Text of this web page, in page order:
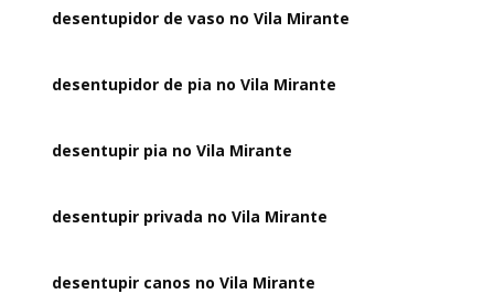
desentupidor de vaso no Vila Mirante
desentupidor de pia no Vila Mirante
desentupir pia no Vila Mirante
desentupir privada no Vila Mirante
desentupir canos no Vila Mirante